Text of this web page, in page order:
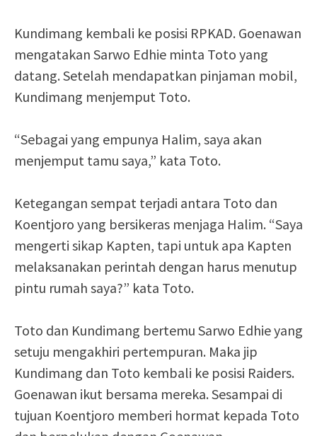
Kundimang kembali ke posisi RPKAD. Goenawan
mengatakan Sarwo Edhie minta Toto yang
datang. Setelah mendapatkan pinjaman mobil,
Kundimang menjemput Toto.
“Sebagai yang empunya Halim, saya akan
menjemput tamu saya,” kata Toto.
Ketegangan sempat terjadi antara Toto dan
Koentjoro yang bersikeras menjaga Halim. “Saya
mengerti sikap Kapten, tapi untuk apa Kapten
melaksanakan perintah dengan harus menutup
pintu rumah saya?” kata Toto.
Toto dan Kundimang bertemu Sarwo Edhie yang
setuju mengakhiri pertempuran. Maka jip
Kundimang dan Toto kembali ke posisi Raiders.
Goenawan ikut bersama mereka. Sesampai di
tujuan Koentjoro memberi hormat kepada Toto